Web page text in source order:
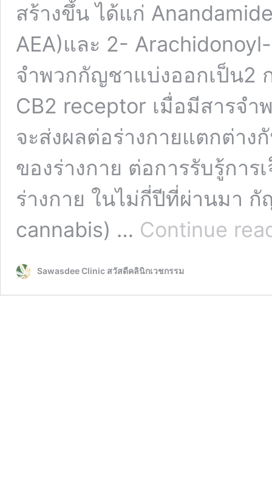
สร้างขึ้น ได้แก่
AEA)และ 2-
จำพวกกัญชาแบ่งออกเป็น2
CB2 receptor เมื่อมีสารจ
จะส่งผลต่อร่างกายแตกต่า
ของร่างกาย ต่อการรับรู้กา
ร่างกาย ในไม่กี่ปีที่ผ่านมา
cannabis) … Continue
Sawasdee Clinic สวัสดีคลินิกเวชกรรม